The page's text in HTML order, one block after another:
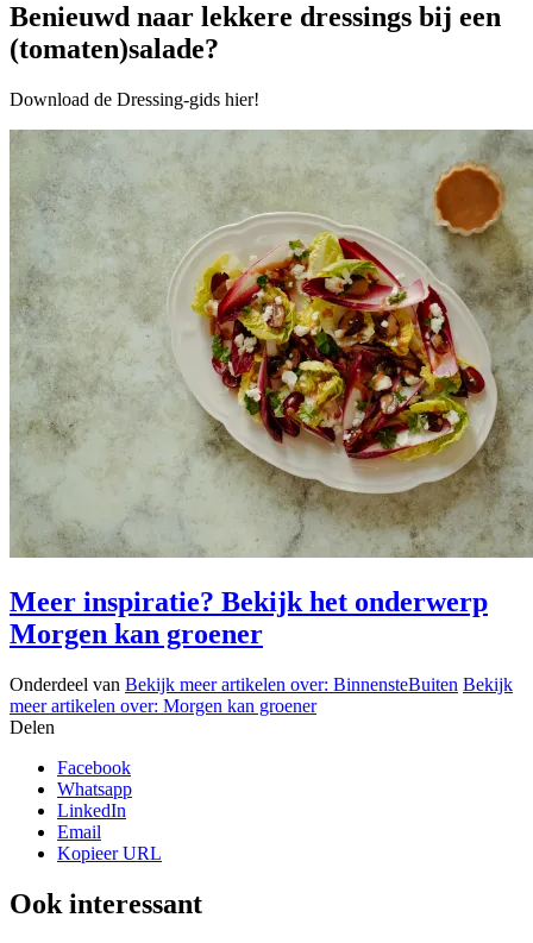
Benieuwd naar lekkere dressings bij een
(tomaten)salade?
Download de Dressing-gids hier!
Meer inspiratie? Bekijk het onderwerp
Morgen kan groener
Onderdeel van Bekijk meer artikelen over: BinnensteBuiten Bekijk
meer artikelen over: Morgen kan groener
Delen
Facebook
Whatsapp
LinkedIn
Email
Kopieer URL
Ook interessant